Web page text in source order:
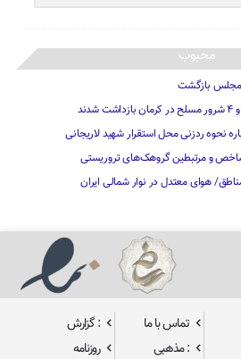
محبوب
مجلس بازگشت
نحوه ردزنی محل استقرار شهید لاریجانی
تماس با ما
: گزارش
: مذهبی روزنامه